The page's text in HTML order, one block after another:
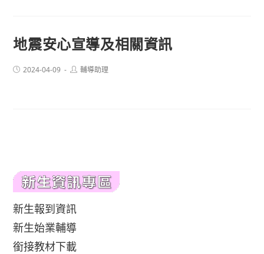
地震安心宣導及相關資訊
Post2024-04-09
Post輔導助理
新生報到資訊
新生始業輔導
銜接教材下載